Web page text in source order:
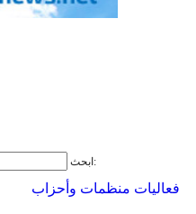
ابحث ابحث عن:
فعاليات منظمات وأحزاب